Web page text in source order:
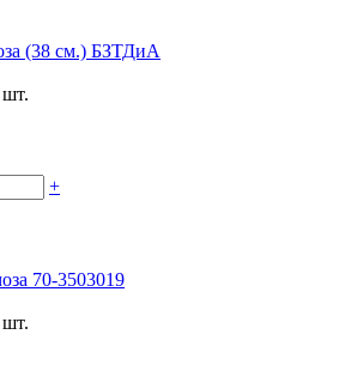
(38 см.) БЗТДиА
шт.
+
70-3503019
шт.